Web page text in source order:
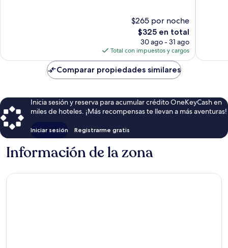
$265 por noche
El
precio
actual
es
de
$325
$325 en total
30 ago - 31 ago
Total con impuestos y cargos
Comparar propiedades similares
Inicia sesión y reserva para acumular crédito OneKeyCash en
miles de hoteles. ¡Más recompensas te llevan a más aventuras!
Iniciar sesión Registrarme gratis
Información de la zona